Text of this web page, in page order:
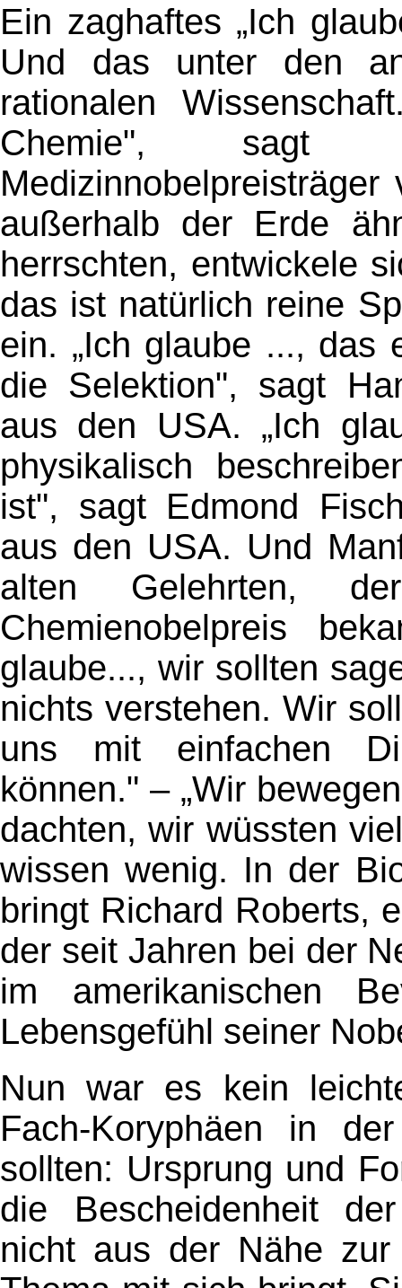
Ein zaghaftes „Ich
Und das unter den
rationalen
Chemie", sagt
außerhalb der Erde
herrschten, entwickele
das ist natürlich reine
ein. „Ich glaube ..., das
die Selektion", sagt
aus den USA. „Ich
physikalisch
ist", sagt Edmond
aus den USA. Und
alten Gelehrten,
Chemienobelpreis
glaube..., wir sollten
nichts verstehen. Wir
uns mit einfachen
können." – „Wir
dachten, wir wüssten
wissen wenig. In der
bringt Richard Roberts,
der seit Jahren bei der
im amerikanischen
Lebensgefühl seiner
Nun war es kein
Fach-Koryphäen in
sollten: Ursprung und
die Bescheidenheit
nicht aus der Nähe